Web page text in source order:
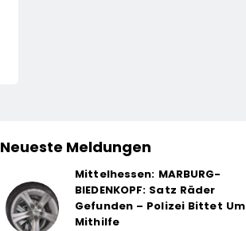
Neueste Meldungen
Mittelhessen: MARBURG-
BIEDENKOPF: Satz Räder
Gefunden – Polizei Bittet Um
Mithilfe